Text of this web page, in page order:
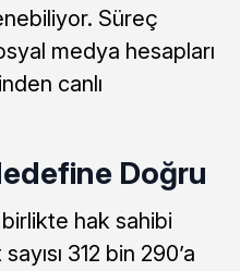
Süreç
medya hesapları
canlı
Doğru
hak sahibi
312 bin 290’a